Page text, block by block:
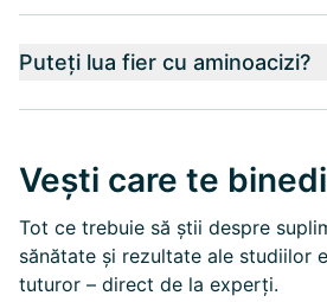
Puteți lua fier cu aminoacizi?
Vești care te
Tot ce trebuie să știi despre
sănătate și rezultate ale studiilor
tuturor – direct de la experți.